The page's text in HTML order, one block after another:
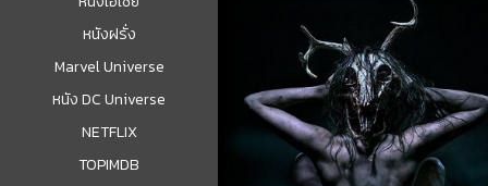
หนังฝรั่ง
Marvel Universe
หนัง DC Universe
NETFLIX
TOPIMDB